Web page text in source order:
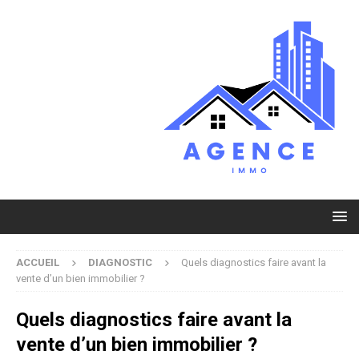
ACCUEIL DIAGNOSTIC
Quels diagnostics faire avant la
vente d’un bien immobilier ?
Quels diagnostics faire avant la
vente d’un bien immobilier ?